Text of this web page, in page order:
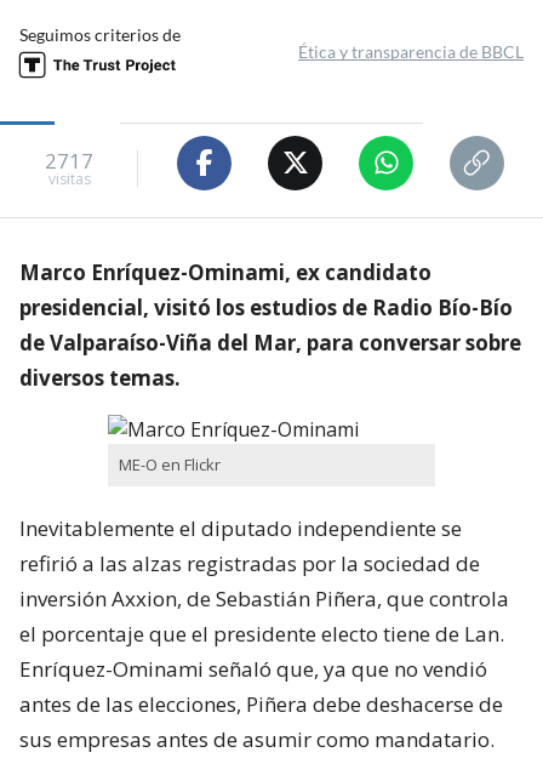
Seguimos criterios de
Ética y transparencia de BBCL
2717
visitas
Marco Enríquez-Ominami, ex candidato
presidencial, visitó los estudios de Radio Bío-Bío
de Valparaíso-Viña del Mar, para conversar sobre
diversos temas.
ME-O en Flickr
Inevitablemente el diputado independiente se
refirió a las alzas registradas por la sociedad de
inversión Axxion, de Sebastián Piñera, que controla
el porcentaje que el presidente electo tiene de Lan.
Enríquez-Ominami señaló que, ya que no vendió
antes de las elecciones, Piñera debe deshacerse de
sus empresas antes de asumir como mandatario.